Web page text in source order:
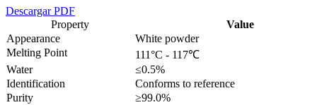
Descargar PDF
Property
Value
Appearance
White powder
Melting Point
111°C - 117℃
Water
≤0.5%
Identification
Conforms to reference
Purity
≥99.0%